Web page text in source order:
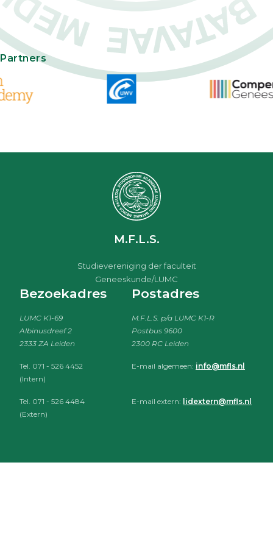
Partners
M.F.L.S.
Studievereniging der faculteit
Geneeskunde/LUMC
Bezoekadres
LUMC K1-69
Albinusdreef 2
2333 ZA Leiden
Tel. 071 - 526 4452
(Intern)
Tel. 071 - 526 4484
(Extern)
Postadres
M.F.L.S. p/a LUMC K1-R
Postbus 9600
2300 RC Leiden
E-mail algemeen: info@mfls.nl
E-mail extern: lidextern@mfls.nl